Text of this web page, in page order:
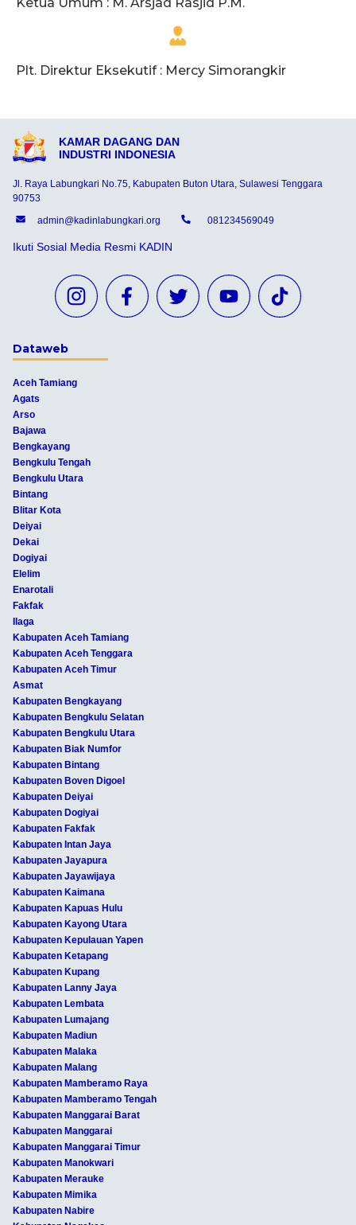
Ketua Umum : M. Arsjad Rasjid P.M.
Plt. Direktur Eksekutif : Mercy Simorangkir
KAMAR DAGANG DAN
INDUSTRI INDONESIA
Jl. Raya Labungkari No.75, Kabupaten Buton Utara, Sulawesi Tenggara
90753
admin@kadinlabungkari.org
081234569049
Ikuti Sosial Media Resmi KADIN
Dataweb
Aceh Tamiang
Agats
Arso
Bajawa
Bengkayang
Bengkulu Tengah
Bengkulu Utara
Bintang
Blitar Kota
Deiyai
Dekai
Dogiyai
Elelim
Enarotali
Fakfak
Ilaga
Kabupaten Aceh Tamiang
Kabupaten Aceh Tenggara
Kabupaten Aceh Timur
Asmat
Kabupaten Bengkayang
Kabupaten Bengkulu Selatan
Kabupaten Bengkulu Utara
Kabupaten Biak Numfor
Kabupaten Bintang
Kabupaten Boven Digoel
Kabupaten Deiyai
Kabupaten Dogiyai
Kabupaten Fakfak
Kabupaten Intan Jaya
Kabupaten Jayapura
Kabupaten Jayawijaya
Kabupaten Kaimana
Kabupaten Kapuas Hulu
Kabupaten Kayong Utara
Kabupaten Kepulauan Yapen
Kabupaten Ketapang
Kabupaten Kupang
Kabupaten Lanny Jaya
Kabupaten Lembata
Kabupaten Lumajang
Kabupaten Madiun
Kabupaten Malaka
Kabupaten Malang
Kabupaten Mamberamo Raya
Kabupaten Mamberamo Tengah
Kabupaten Manggarai Barat
Kabupaten Manggarai
Kabupaten Manggarai Timur
Kabupaten Manokwari
Kabupaten Merauke
Kabupaten Mimika
Kabupaten Nabire